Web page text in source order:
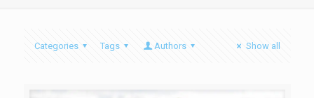
Categories Tags Authors Show all